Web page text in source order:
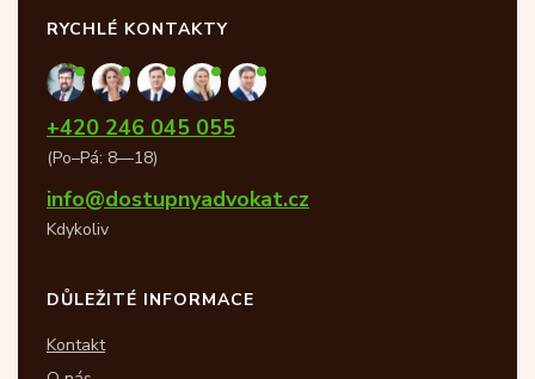
RYCHLÉ KONTAKTY
+420 246 045 055
(Po–Pá: 8—18)
info@dostupnyadvokat.cz
Kdykoliv
DŮLEŽITÉ INFORMACE
Kontakt